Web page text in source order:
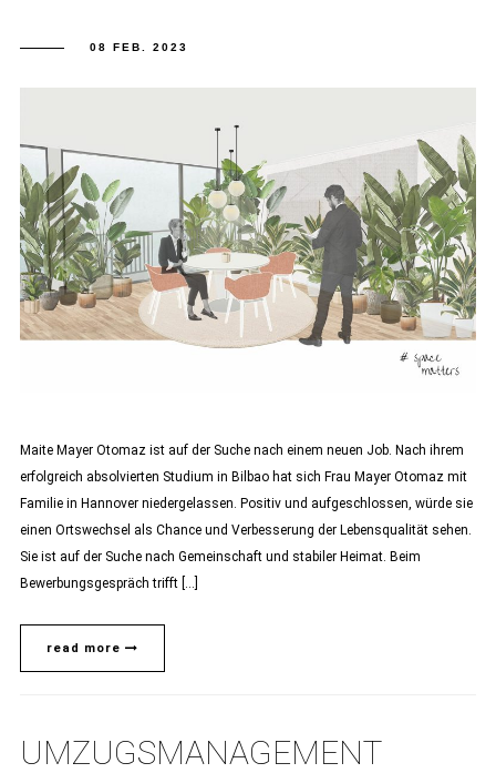
08 FEB. 2023
Maite Mayer Otomaz ist auf der Suche nach einem neuen Job. Nach ihrem
erfolgreich absolvierten Studium in Bilbao hat sich Frau Mayer Otomaz mit
Familie in Hannover niedergelassen. Positiv und aufgeschlossen, würde sie
einen Ortswechsel als Chance und Verbesserung der Lebensqualität sehen.
Sie ist auf der Suche nach Gemeinschaft und stabiler Heimat. Beim
Bewerbungsgespräch trifft […]
read more
UMZUGSMANAGEMENT